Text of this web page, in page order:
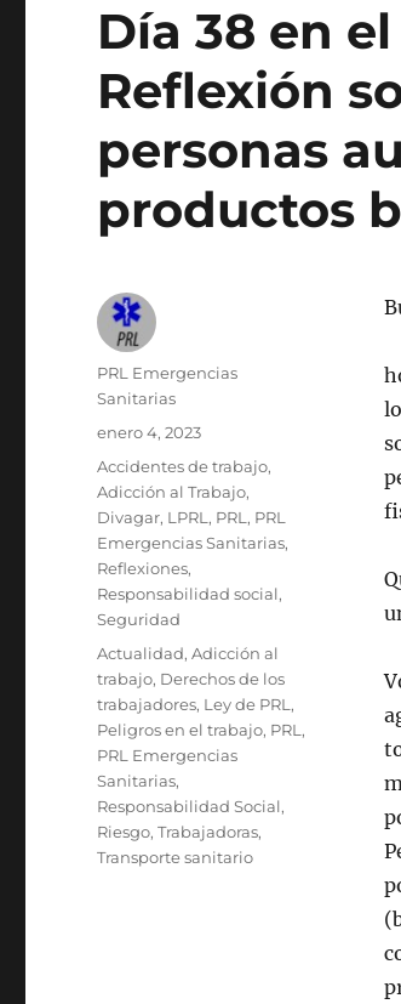
Día 38 en
Reflexión
personas
productos
Autor
PRL Emergencias
Sanitarias
Publicado
enero 4, 2023
Categorías
Accidentes de trabajo,
Adicción al Trabajo,
Divagar, LPRL , PRL , PRL
Emergencias Sanitarias,
Reflexiones,
Responsabilidad social,
Seguridad
Etiquetas
Actualidad,Adicción al
trabajo, Derechos de los
trabajadores, Ley de PRL ,
Peligros en el trabajo, PRL ,
PRL Emergencias
Sanitarias,
Responsabilidad Social,
Riesgo,Trabajadoras,
Transporte sanitario